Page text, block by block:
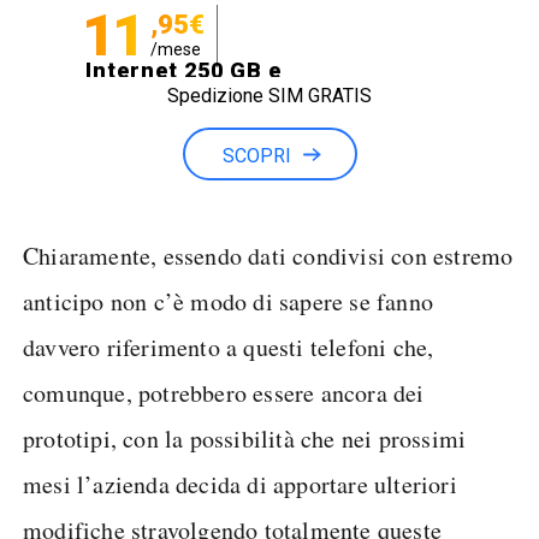
11 ,95€
/mese
Internet 250 GB e
Minuti illimitati
Spedizione SIM GRATIS
SCOPRI
Chiaramente, essendo dati condivisi con estremo
anticipo non c’è modo di sapere se fanno
davvero riferimento a questi telefoni che,
comunque, potrebbero essere ancora dei
prototipi, con la possibilità che nei prossimi
mesi l’azienda decida di apportare ulteriori
modifiche stravolgendo totalmente queste